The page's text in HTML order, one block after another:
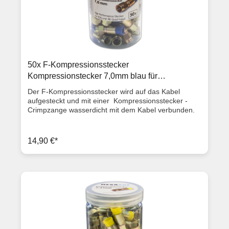
50x F-Kompressionsstecker
Kompressionstecker 7,0mm blau für
Koaxialkabel
Der F-Kompressionsstecker wird auf das Kabel
aufgesteckt und mit einer Kompressionsstecker -
Crimpzange wasserdicht mit dem Kabel verbunden.
Geliefert werden 50 Stück in einer transportsicheren
Kunststoff-Transportbox Ausstattungsmerkmale F-
Kompressionsstecker Gewindedurchmesser 7,0mm
14,90 €*